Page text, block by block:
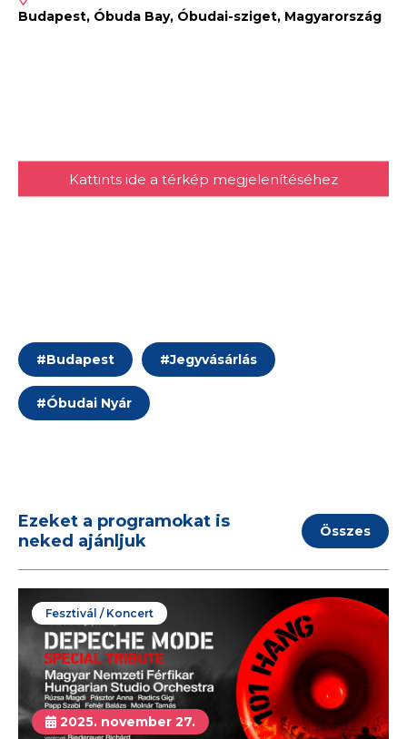
Budapest, Óbuda Bay, Óbudai-sziget, Magyarország
Kattints ide a térkép megjelenítéséhez
#Budapest #Jegyvásárlás
#Óbudai Nyár
Ezeket a programokat is
neked ajánljuk
Összes
Fesztivál / Koncert
2025. november 27.